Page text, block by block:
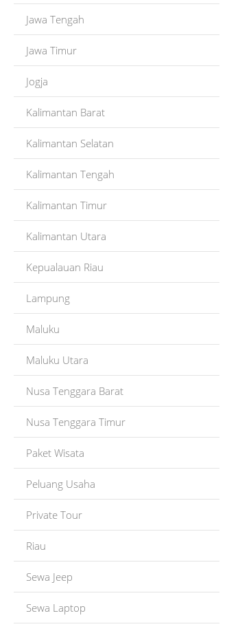
Jawa Tengah
Jawa Timur
Jogja
Kalimantan Barat
Kalimantan Selatan
Kalimantan Tengah
Kalimantan Timur
Kalimantan Utara
Kepualauan Riau
Lampung
Maluku
Maluku Utara
Nusa Tenggara Barat
Nusa Tenggara Timur
Paket Wisata
Peluang Usaha
Private Tour
Riau
Sewa Jeep
Sewa Laptop